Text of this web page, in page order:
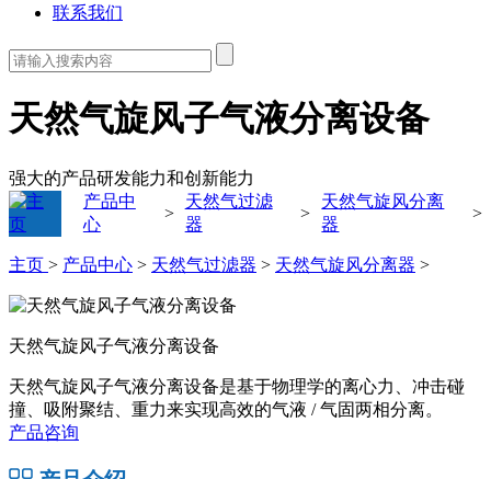
联系我们
天然气旋风子气液分离设备
强大的产品研发能力和创新能力
产品中
心
>
天然气过滤
器
>
天然气旋风分离
器
>
主页 > 产品中心 > 天然气过滤器 > 天然气旋风分离器 >
天然气旋风子气液分离设备
天然气旋风子气液分离设备是基于物理学的离心力、冲击碰
撞、吸附聚结、重力来实现高效的气液 / 气固两相分离。
产品咨询